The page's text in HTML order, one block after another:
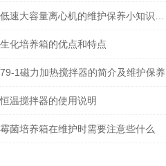
生化培养箱的优点和特点
79-1磁力加热搅拌器的简介及维护保养
恒温搅拌器的使用说明
霉菌培养箱在维护时需要注意些什么